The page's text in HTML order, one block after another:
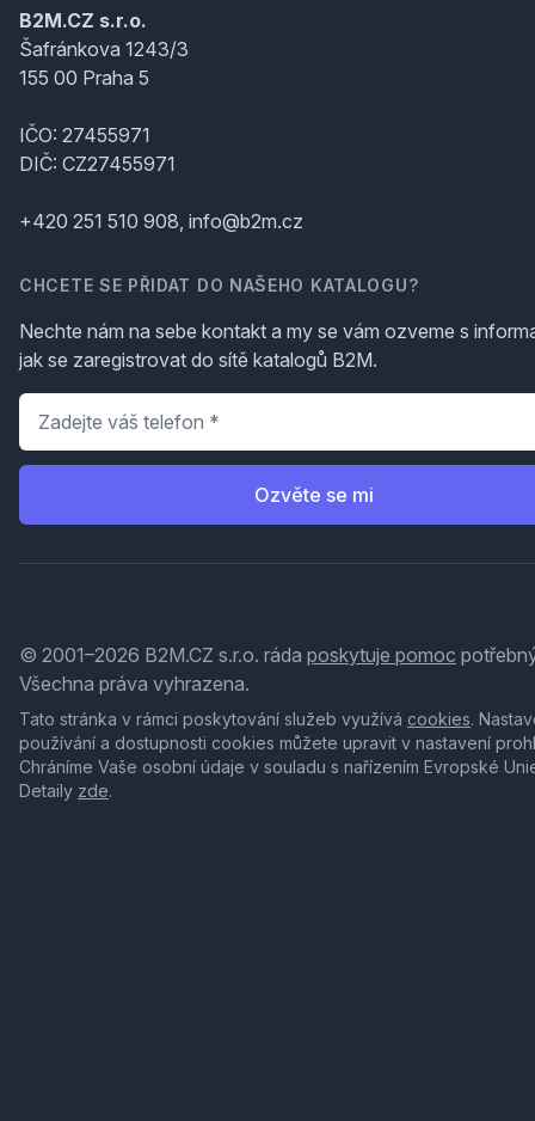
B2M.CZ s.r.o.
Šafránkova 1243/3
155 00 Praha 5
IČO: 27455971
DIČ: CZ27455971
+420 251 510 908, info@b2m.cz
CHCETE SE PŘIDAT DO NAŠEHO KATALOGU?
Nechte nám na sebe kontakt a my se vám ozveme s
jak se zaregistrovat do sítě katalogů B2M.
Telefon
Ozvěte se mi
© 2001–2026 B2M.CZ s.r.o. ráda poskytuje pomoc
Všechna práva vyhrazena.
Tato stránka v rámci poskytování služeb využívá cookies.
používání a dostupnosti cookies můžete upravit v nastavení
Chráníme Vaše osobní údaje v souladu s nařízením Evropské
Detaily zde.